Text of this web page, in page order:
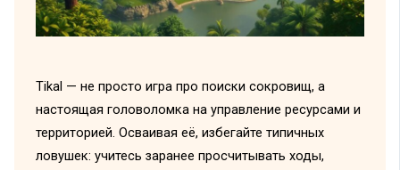
Tikal — не просто игра про поиски сокровищ, а
настоящая головоломка на управление ресурсами и
территорией. Осваивая её, избегайте типичных
ловушек: учитесь заранее просчитывать ходы,